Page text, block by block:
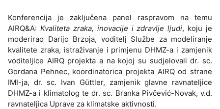
Konferencija je zaključena panel raspravom na temu
AIRQ&A: Kvaliteta zraka, inovacije i zdravlje ljudi, koju je
moderirao Darijo Brzoja, voditelj Službe za modeliranje
kvalitete zraka, istraživanje i primjenu DHMZ-a i zamjenik
voditeljice AIRQ projekta a na kojoj su sudjelovali dr. sc.
Gordana Pehnec, koordinatorica projekta AIRQ od strane
IMI-ja, dr. sc. Ivan Güttler, zamjenik glavne ravnateljice
DHMZ-a i klimatolog te dr. sc. Branka Pivčević-Novak, v.d.
ravnateljica Uprave za klimatske aktivnosti.